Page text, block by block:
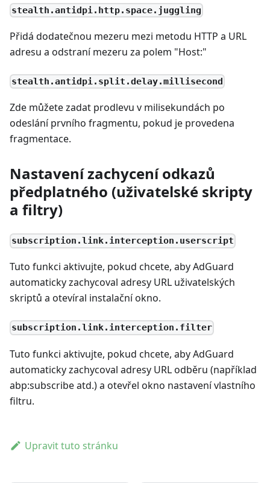
stealth.antidpi.http.space.juggling
Přidá dodatečnou mezeru mezi metodu HTTP a URL
adresu a odstraní mezeru za polem "Host:"
stealth.antidpi.split.delay.millisecond
Zde můžete zadat prodlevu v milisekundách po
odeslání prvního fragmentu, pokud je provedena
fragmentace.
Nastavení zachycení odkazů
předplatného (uživatelské skripty
a filtry)
subscription.link.interception.userscript
Tuto funkci aktivujte, pokud chcete, aby AdGuard
automaticky zachycoval adresy URL uživatelských
skriptů a otevíral instalační okno.
subscription.link.interception.filter
Tuto funkci aktivujte, pokud chcete, aby AdGuard
automaticky zachycoval adresy URL odběru (například
abp:subscribeatd.) a otevřel okno nastavení vlastního
filtru.
Upravit tuto stránku